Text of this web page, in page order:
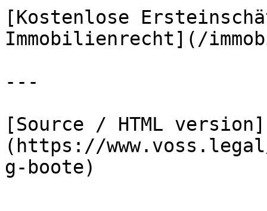
[Kostenlose
Immobilienrecht](/
---
[Source / HTML version]
(https://